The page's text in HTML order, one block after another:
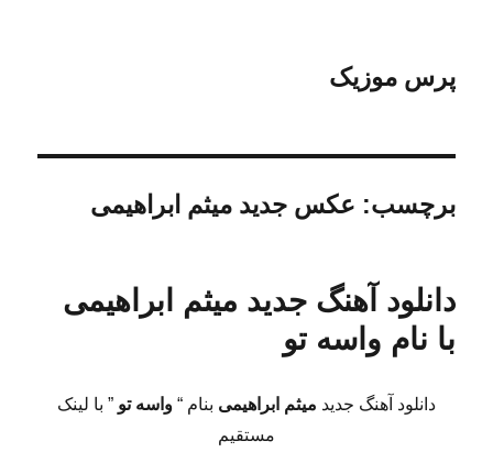
پرس موزیک
برچسب: عکس جدید میثم ابراهیمی
دانلود آهنگ جدید میثم ابراهیمی
با نام واسه تو
دانلود آهنگ جدید میثم ابراهیمی بنام “ واسه تو ” با لینک
مستقیم